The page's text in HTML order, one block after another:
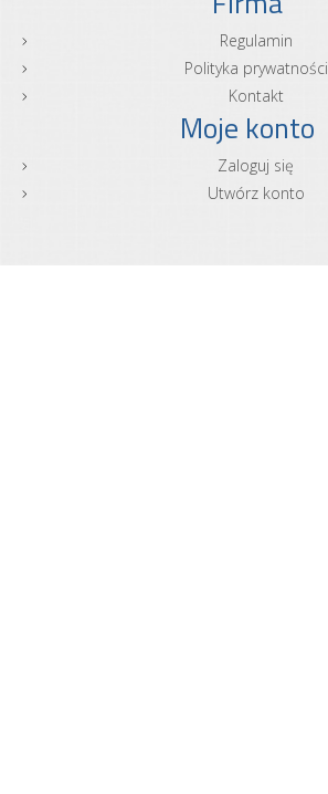
Regulamin
Polityka prywatności
Kontakt
Moje konto
Zaloguj się
Utwórz konto